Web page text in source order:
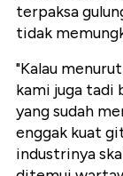
terpaksa
tidak
"Kalau
kami juga tadi
yang sudah
enggak kuat
industrinya